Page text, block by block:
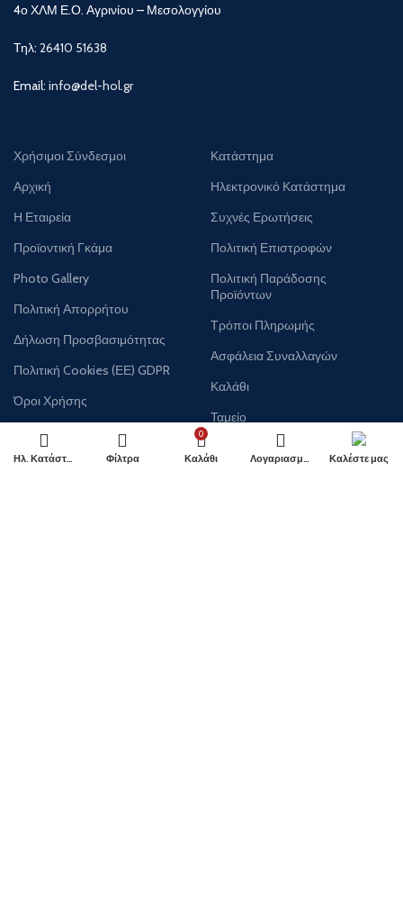
4ο ΧΛΜ Ε.Ο. Αγρινίου – Μεσολογγίου
Τηλ:26410 51638
Email:info@del-hol.gr
Χρήσιμοι Σύνδεσμοι
Αρχική
Η Εταιρεία
Προϊοντική Γκάμα
Photo Gallery
Πολιτική Απορρήτου
Δήλωση Προσβασιμότητας
Πολιτική Cookies (ΕΕ) GDPR
Όροι Χρήσης
Επικοινωνία
Κατάστημα
Ηλεκτρονικό Κατάστημα
Συχνές Ερωτήσεις
Πολιτική Επιστροφών
Πολιτική Παράδοσης
Προϊόντων
Τρόποι Πληρωμής
Ασφάλεια Συναλλαγών
Καλάθι
Ταμείο
Ηλ. Κατάστημα Φίλτρα
0
Καλάθι Λογαριασμός Καλέστε μας